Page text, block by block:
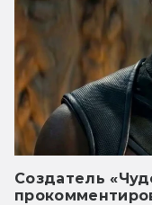
Создатель